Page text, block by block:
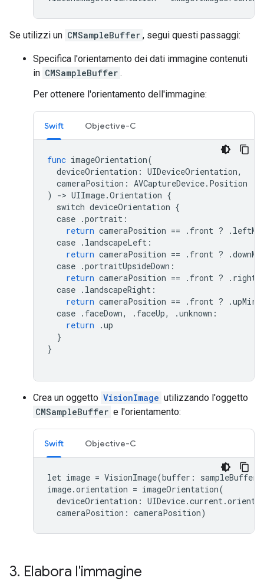
Se utilizzi un CMSampleBuffer , segui questi passaggi:
Specifica l'orientamento dei dati immagine contenuti
in CMSampleBuffer .
Per ottenere l'orientamento dell'immagine:
Swift Objective-C
func imageOrientation(
deviceOrientation : UIDeviceOrientation,
cameraPosition : AVCaptureDevice. Position
)
-> UIImage.Orientation {
switch deviceOrientation {
case .portrait :
return cameraPosition == . front ? .
case . landscapeLeft :
return cameraPosition == . front ? .
case .portraitUpsideDown :
return cameraPosition == . front ? .
case . landscapeRight :
return cameraPosition == . front ? .
case . faceDown, . faceUp, .unknown :
return
.up
}
}
Crea un oggetto VisionImage utilizzando l'oggetto
CMSampleBuffer e l'orientamento:
Swift Objective-C
let image = VisionImage(buffer : sampleBuffer
image.orientation = imageOrientation(
deviceOrientation : UIDevice.current.
cameraPosition : cameraPosition)
3. Elabora l'immagine